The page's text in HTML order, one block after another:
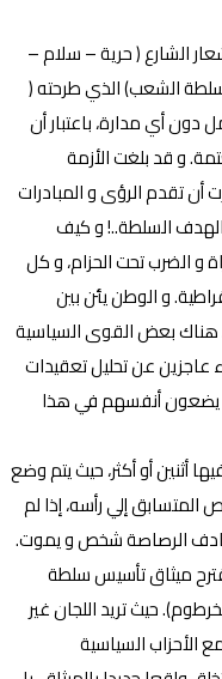
الشارع ( حرية – سلام –
الشعب) الذي طرحته (
أي مدارة، باعتبار أن
و قد بلغت الأزمة
تقدم الرؤى و المبادرات
الهدف السلطة..! و كيف
و الضرب تحت الحزام، و كل
و الوطن يئن بين
هناك بعض القوى السياسية
عاجزين عن تحليل تعقيدات
يضعون أنفسهم في هذا
أثنين أو أكثر، حيث يتم وضع
إلي رأسه، إذا لم
الرصاصة شخص و يموت.
ميثاق تأسيس سلطة
حيث تريد اللجان غير
الأحزاب السياسية